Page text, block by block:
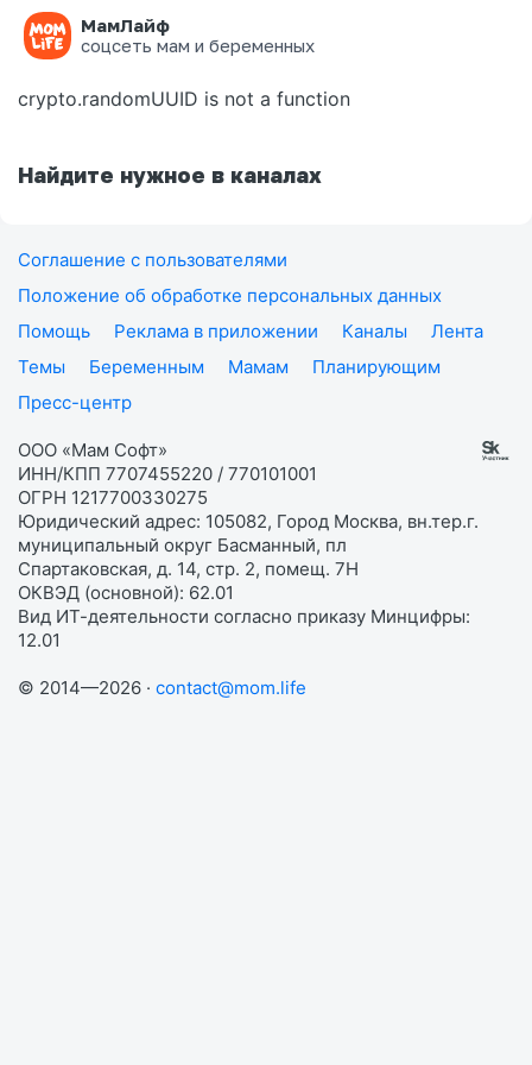
МамЛайф
соцсеть мам и беременных
Ошибка на странице
crypto.randomUUID is not a function
Найдите нужное в каналах
Соглашение с пользователями
Положение об обработке персональных данных
Помощь
Реклама в приложении Каналы
Лента
Темы
Беременным Мамам
Планирующим
Пресс-центр
ООО «Мам Софт»
ИНН/КПП 7707455220 / 770101001
ОГРН 1217700330275
Юридический адрес: 105082, Город Москва, вн.тер.г.
муниципальный округ Басманный, пл
Спартаковская, д. 14, стр. 2, помещ. 7Н
ОКВЭД (основной): 62.01
Вид ИТ-деятельности согласно приказу Минцифры:
12.01
© 2014—2026 · contact@mom.life